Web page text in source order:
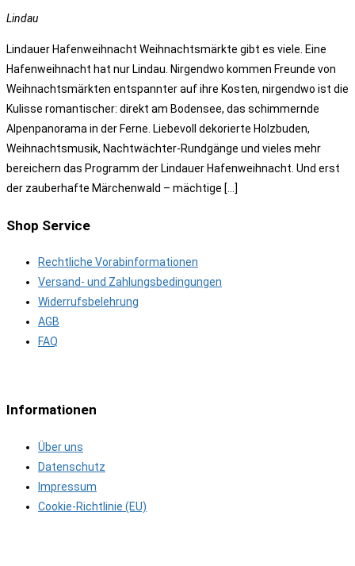
Lindau
Lindauer Hafenweihnacht Weihnachtsmärkte gibt es viele. Eine
Hafenweihnacht hat nur Lindau. Nirgendwo kommen Freunde von
Weihnachtsmärkten entspannter auf ihre Kosten, nirgendwo ist die
Kulisse romantischer: direkt am Bodensee, das schimmernde
Alpenpanorama in der Ferne. Liebevoll dekorierte Holzbuden,
Weihnachtsmusik, Nachtwächter-Rundgänge und vieles mehr
bereichern das Programm der Lindauer Hafenweihnacht. Und erst
der zauberhafte Märchenwald – mächtige […]
Shop Service
Rechtliche Vorabinformationen
Versand- und Zahlungsbedingungen
Widerrufsbelehrung
AGB
FAQ
Informationen
Über uns
Datenschutz
Impressum
Cookie-Richtlinie (EU)